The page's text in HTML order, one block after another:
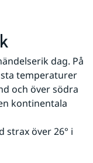
dag. På
temperaturer
och över södra
kontinentala
strax över 26° i